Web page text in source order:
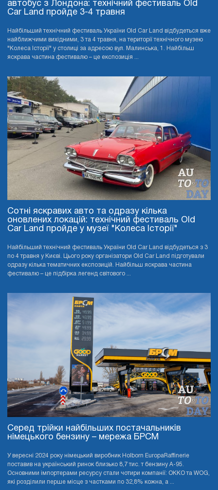
автобус з Лондона: технічний фестиваль Old
Car Land пройде 3-4 травня
Найбільший технічний фестиваль України Old Car Land відбудеться вже
найближчими вихідними, 3 та 4 травня, на території технічного музею
"Колеса Історії" у столиці за адресою вул. Малинська, 1. Найбільш
яскрава частина фестивалю – це експозиція ...
Сотні яскравих авто та одразу кілька
оновлених локацій: технічний фестиваль Old
Car Land пройде у музеї "Колеса Історії"
Найбільший технічний фестиваль України Old Car Land відбудеться з 3
по 4 травня у Києві. Цього року організатори Old Car Land підготували
одразу кілька тематичних експозицій. Найбільш яскрава частина
фестивалю – це підбірка легенд світового ...
Серед трійки найбільших постачальників
німецького бензину – мережа БРСМ
У вересні 2024 року німецький виробник Holborn EuropaRaffinerie
поставив на український ринок близько 8,7 тис. т бензину А-95.
Основними імпортерами ресурсу стали чотири компанії: OKKO та WOG,
які розділили перше місце з частками по 32,8% кожна, а ...